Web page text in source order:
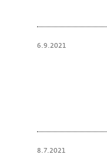
6.9.2021
8.7.2021